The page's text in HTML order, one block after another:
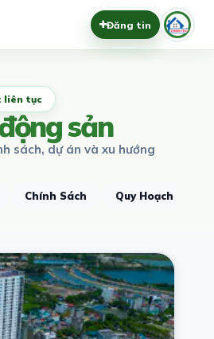
Đăng tin
liên tục
sản
sách, dự án và xu hướng
Chính Sách Quy Hoạch